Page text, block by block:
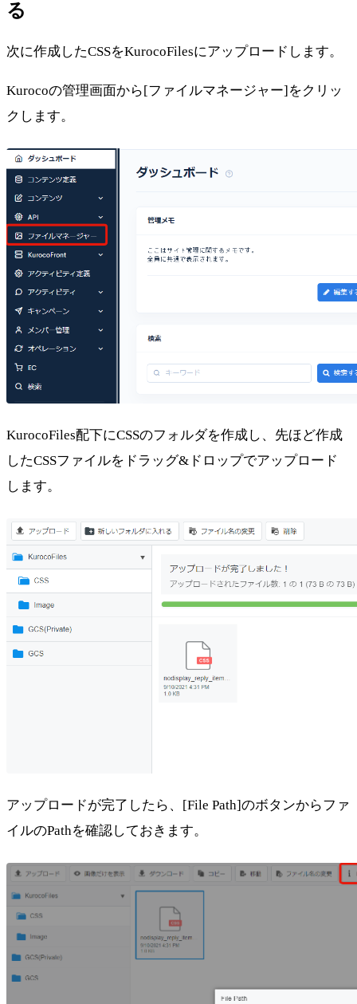
る
次に作成したCSSをKurocoFilesにアップロードします。
Kurocoの管理画面から[ファイルマネージャー]をクリッ
クします。
KurocoFiles配下にCSSのフォルダを作成し、先ほど作成
したCSSファイルをドラッグ&ドロップでアップロード
します。
アップロードが完了したら、[File Path]のボタンからファ
イルのPathを確認しておきます。